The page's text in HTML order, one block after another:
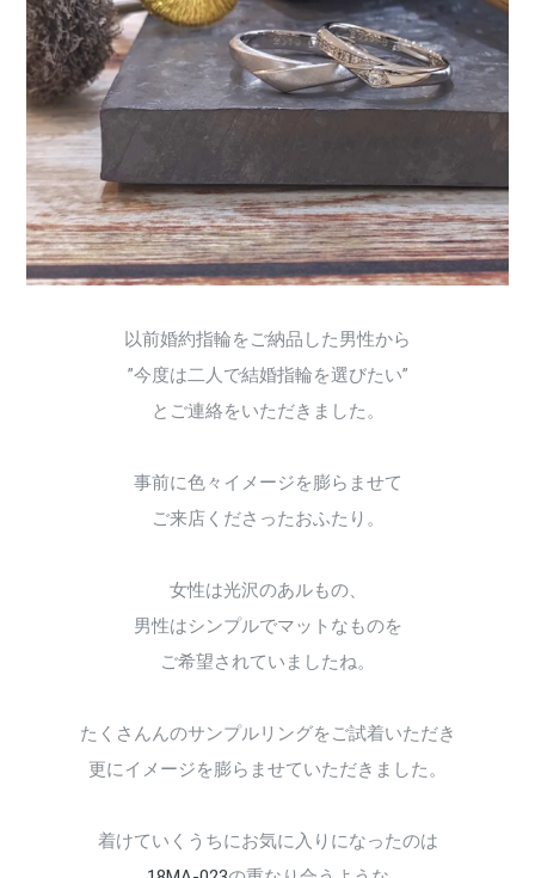
以前婚約指輪をご納品した男性から
”今度は二人で結婚指輪を選びたい”
とご連絡をいただきました。
事前に色々イメージを膨らませて
ご来店くださったおふたり。
女性は光沢のあルもの、
男性はシンプルでマットなものを
ご希望されていましたね。
たくさんんのサンプルリングをご試着いただき
更にイメージを膨らませていただきました。
着けていくうちにお気に入りになったのは